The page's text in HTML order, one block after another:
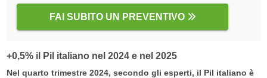
FAI SUBITO UN PREVENTIVO
+0,5% il Pil italiano nel 2024 e nel 2025
Nel quarto trimestre 2024, secondo gli esperti, il Pil italiano è